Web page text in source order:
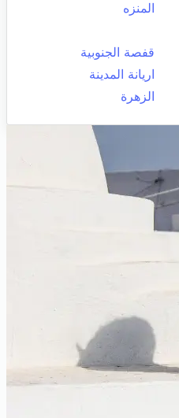
المنزه
قفصة الجنوبية
اريانة المدينة
الزهرة